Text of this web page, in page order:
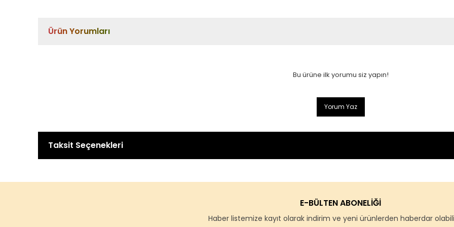
Ürün Yorumları
Bu ürüne ilk yorumu siz yapın!
Yorum Yaz
Taksit Seçenekleri
E-BÜLTEN ABONELİĞİ
Haber listemize kayıt olarak indirim ve yeni ürünlerden haberdar